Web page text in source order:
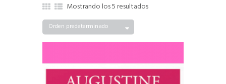
Mostrando los 5 resultados